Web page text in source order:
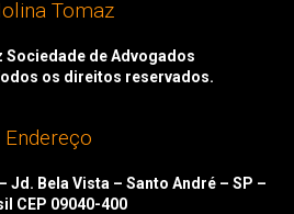
Tomaz
Sociedade de Advogados
os direitos reservados.
Endereço
Jd. Bela Vista – Santo André – SP –
CEP 09040-400